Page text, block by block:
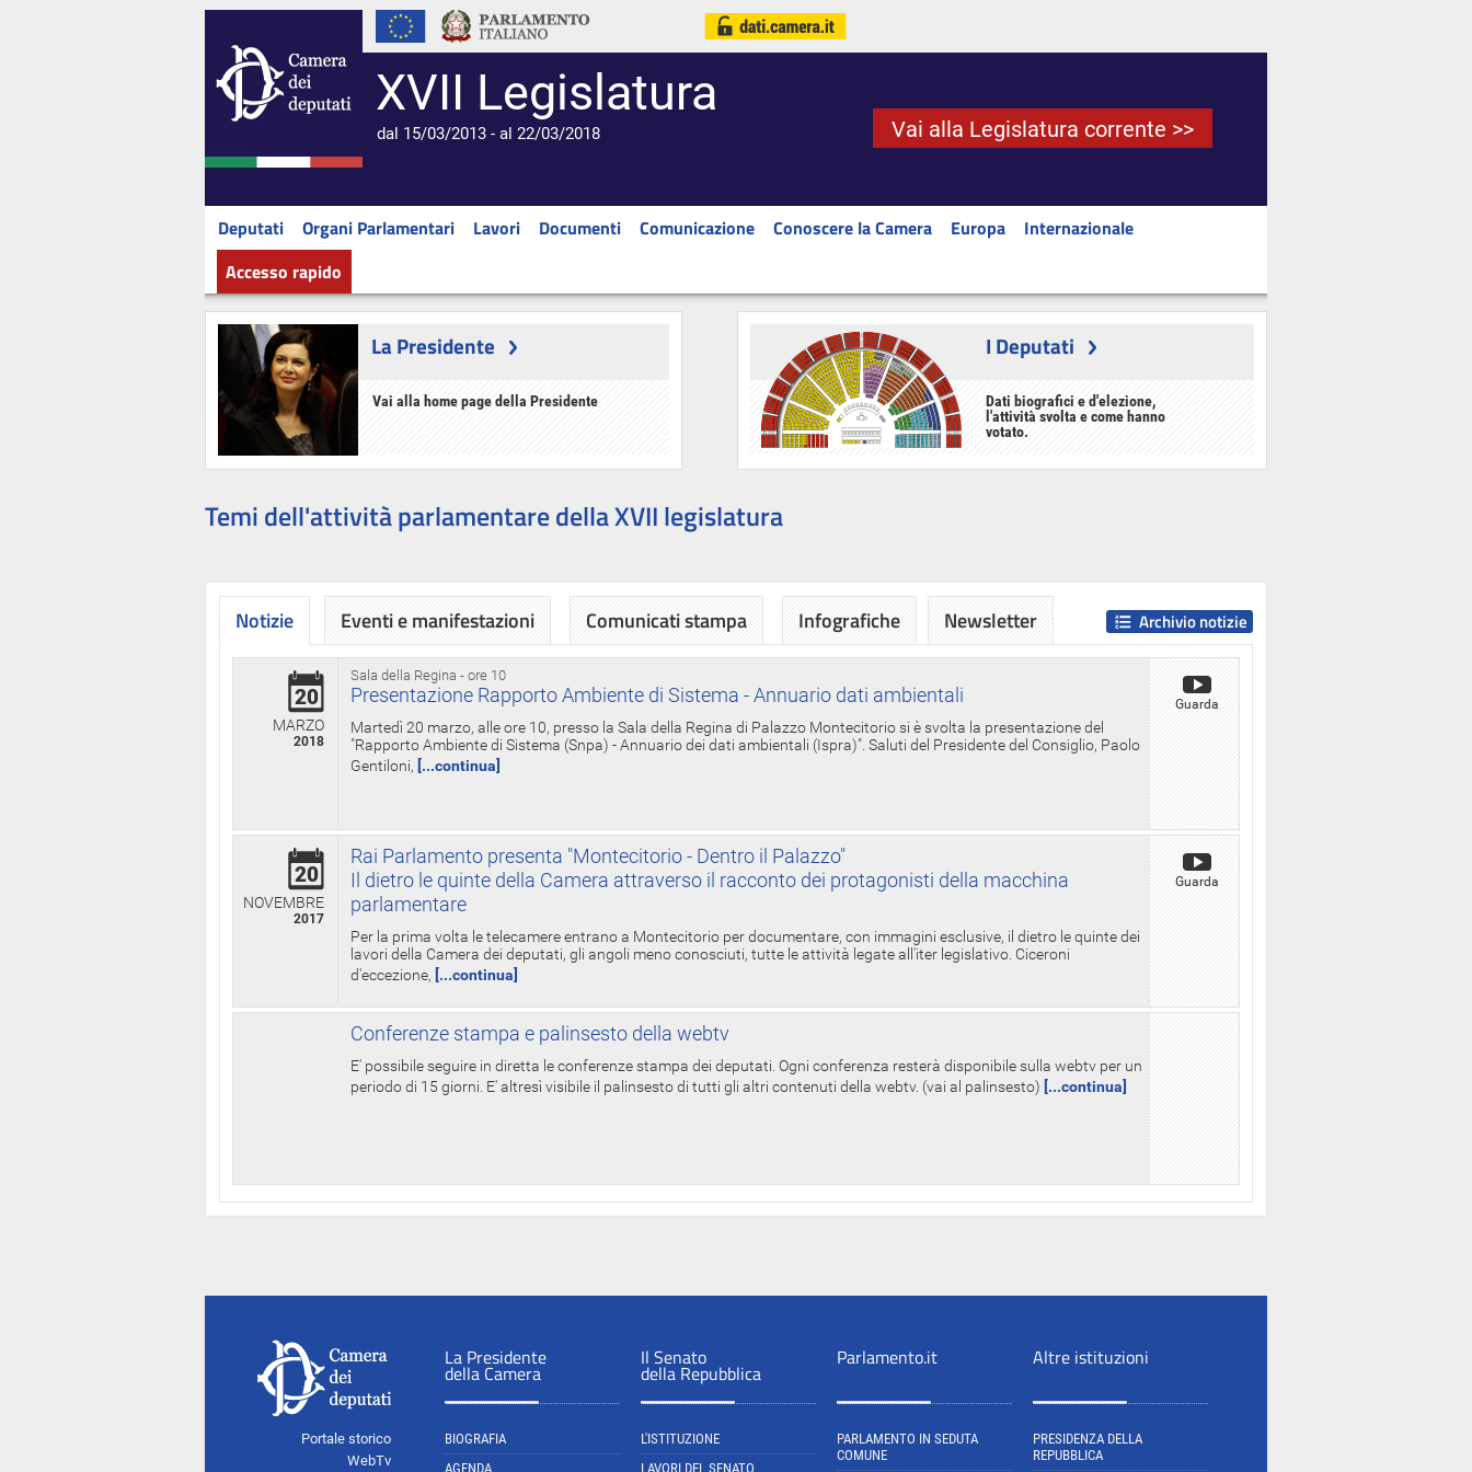
XVII Legislatura
dal 15/03/2013 - al 22/03/2018 Vai alla Legislatura corrente >>
Deputati Organi Parlamentari Lavori Documenti Comunicazione Conoscere la Camera Europa
Internazionale
Accesso rapido
La Presidente
Vai alla home page della Presidente
I Deputati
Dati biografici e d'elezione,
l'attività svolta e come hanno
votato.
Temi dell'attività parlamentare della XVII legislatura
Notizie
Sala della Regina - ore 10
20
MARZO
2018
Presentazione Rapporto Ambiente di Sistema - Annuario dati ambientali
Martedì 20 marzo, alle ore 10, presso la Sala della Regina di Palazzo Montecitorio si è svolta la presentazione del
"Rapporto Ambiente di Sistema (Snpa) - Annuario dei dati ambientali (Ispra)". Saluti del Presidente del Consiglio, Paolo
Gentiloni, [...continua]
Guarda
20
NOVEMBRE
2017
Rai Parlamento presenta "Montecitorio - Dentro il Palazzo"
Il dietro le quinte della Camera attraverso il racconto dei protagonisti della macchina
parlamentare
Per la prima volta le telecamere entrano a Montecitorio per documentare, con immagini esclusive, il dietro le quinte dei
lavori della Camera dei deputati, gli angoli meno conosciuti, tutte le attività legate all'iter legislativo. Ciceroni
d'eccezione, [...continua]
Guarda
Conferenze stampa e palinsesto della webtv
E' possibile seguire in diretta le conferenze stampa dei deputati. Ogni conferenza resterà disponibile sulla webtv per un
periodo di 15 giorni. E' altresì visibile il palinsesto di tutti gli altri contenuti della webtv. (vai al palinsesto) [...continua]
Archivio notizie
Eventi e manifestazioni Comunicati stampa Infografiche Newsletter
Portale storico
WebTv
La Presidente
della Camera
BIOGRAFIA
AGENDA
Il Senato
della Repubblica
L'ISTITUZIONE
LAVORI DEL SENATO
Parlamento.it
PARLAMENTO IN SEDUTA
COMUNE
Altre istituzioni
PRESIDENZA DELLA
REPUBBLICA